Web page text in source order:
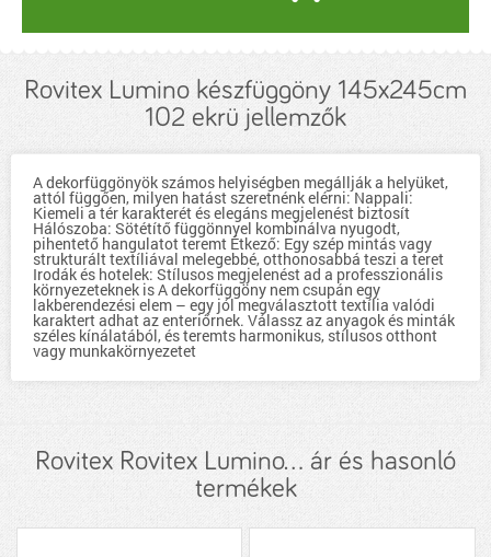
Rovitex Lumino készfüggöny 145x245cm
102 ekrü jellemzők
A dekorfüggönyök számos helyiségben megállják a helyüket,
attól függően, milyen hatást szeretnénk elérni: Nappali:
Kiemeli a tér karakterét és elegáns megjelenést biztosít
Hálószoba: Sötétítő függönnyel kombinálva nyugodt,
pihentető hangulatot teremt Étkező: Egy szép mintás vagy
strukturált textíliával melegebbé, otthonosabbá teszi a teret
Irodák és hotelek: Stílusos megjelenést ad a professzionális
környezeteknek is A dekorfüggöny nem csupán egy
lakberendezési elem – egy jól megválasztott textília valódi
karaktert adhat az enteriőrnek. Válassz az anyagok és minták
széles kínálatából, és teremts harmonikus, stílusos otthont
vagy munkakörnyezetet
Rovitex Rovitex Lumino... ár és hasonló
termékek